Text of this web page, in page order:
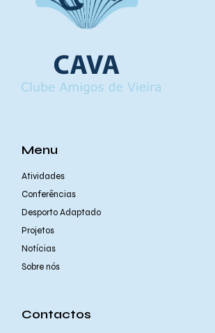
Menu
Atividades
Conferências
Desporto Adaptado
Projetos
Notícias
Sobre nós
Contactos